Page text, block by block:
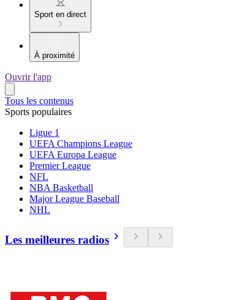
Sport en direct
À proximité
Ouvrir l'app
Tous les contenus
Sports populaires
Ligue 1
UEFA Champions League
UEFA Europa League
Premier League
NFL
NBA Basketball
Major League Baseball
NHL
Les meilleures radios